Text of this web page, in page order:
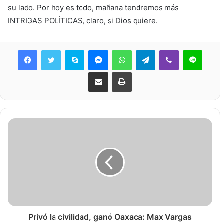
su lado. Por hoy es todo, mañana tendremos más
INTRIGAS POLÍTICAS, claro, si Dios quiere.
Skype MessengerWhatsAppTelegramViber Line
Share via Email Print
Privó la civilidad, ganó Oaxaca: Max Vargas